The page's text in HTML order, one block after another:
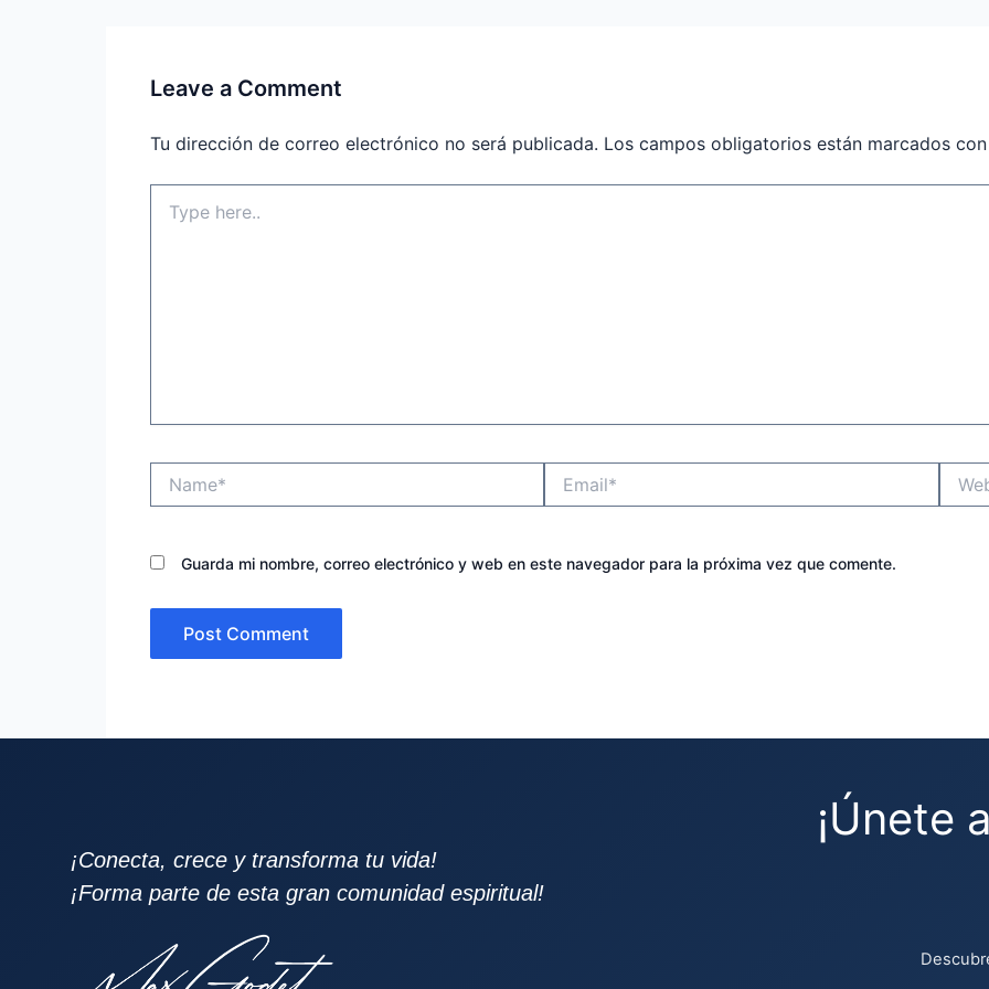
Leave a Comment
Tu dirección de correo electrónico no será publicada. Los campos obligatorios están marcados con
here..
Guarda mi nombre, correo electrónico y web en este navegador para la próxima vez que comente.
¡Conecta, crece y transforma tu vida!
¡Forma parte de esta gran comunidad espiritual!
¡Únete